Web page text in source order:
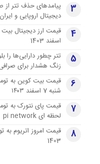
3
پیامدهای حذف تتر از
دیجیتال اروپایی و ایران
4
اسفند 1403
5
تتر چطور دارایی‌ها را
زنگ هشدار برای
6
قیمت بیت کوین به
شنبه 7 اسفند ۱۴۰۳
7
قیمت پای نتورک به
لحظه ای pi network
8
1403